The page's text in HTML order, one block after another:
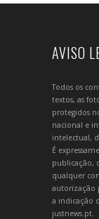
AVISO
Todos os
textos, as
protegidos
nacional e
intelectual,
É
publicação,
qualquer
autorização
a indicação
justnews.pt.